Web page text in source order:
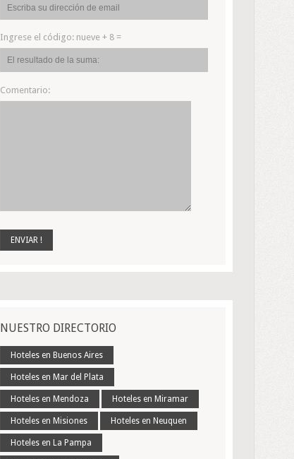
Ingrese el código: nueve + 8 =
Comentario:
NUESTRO DIRECTORIO
Hoteles en Buenos Aires
Hoteles en Mar del Plata
Hoteles en Mendoza Hoteles en Miramar
Hoteles en Misiones Hoteles en Neuquen
Hoteles en La Pampa